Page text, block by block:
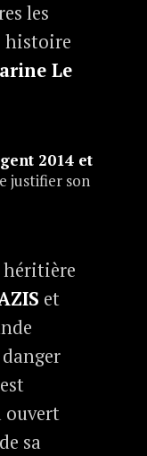
les
histoire
Le
2014 et
justifier son
héritière
et
ouvert
sa